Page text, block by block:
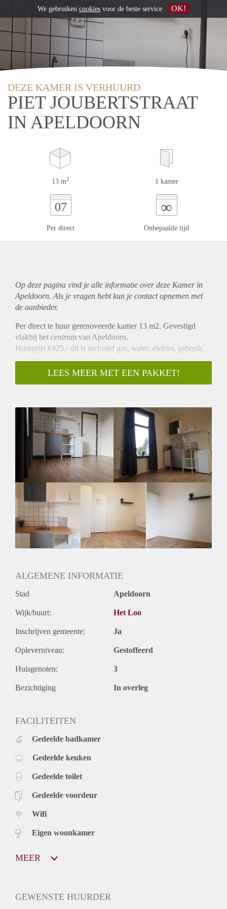
DEZE KAMER IS VERHUURD
PIET JOUBERTSTRAAT
IN APELDOORN
13 m2 1 kamer
07
Per direct
∞
Onbepaalde tijd
Op deze pagina vind je alle informatie over deze Kamer in
Apeldoorn. Als je vragen hebt kun je contact opnemen met
de aanbieder.
Per direct te huur gerenoveerde kamer 13 m2. Gevestigd
vlakbij het centrum van Apeldoorn.
Huurprijs €425,- dit is inclusief gas, water, elektra, gebruik
wasmachine en droger, koelkast en digitenne(kpn) en privé
wifipunt. Borg is 1 maand huur €425,-
In het pand zijn 2 wc's, douches en 2 keuken gelegeheden.
LEES MEER MET EEN PAKKET!
ALGEMENE INFORMATIE
Stad Apeldoorn
Wijk/buurt: Het Loo
Inschrijven gemeente: Ja
Opleverniveau: Gestoffeerd
Huisgenoten: 3
Bezichtiging In overleg
FACILITEITEN
Gedeelde badkamer
Gedeelde keuken
Gedeelde toilet
Gedeelde voordeur
Wifi
Eigen woonkamer
MEER
GEWENSTE HUURDER
We gebruiken cookies voor de beste service OK!